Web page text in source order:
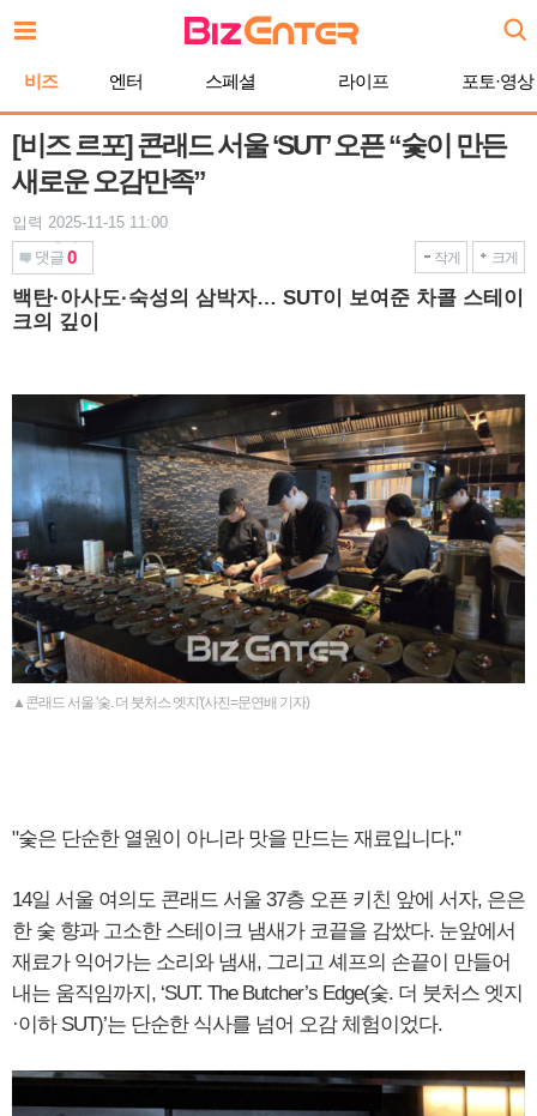
문
기
비즈 엔터 스페셜 라이프 포토·영상
[비즈 르포] 콘래드 서울 ‘SUT’ 오픈 “숯이 만든
새로운 오감만족”
입력 2025-11-15 11:00
댓글 0 작게 크게
백탄·아사도·숙성의 삼박자… SUT이 보여준 차콜 스테이
크의 깊이
▲콘래드 서울 '숯. 더 붓처스 엣지'(사진=문연배 기자)
"숯은 단순한 열원이 아니라 맛을 만드는 재료입니다."
14일 서울 여의도 콘래드 서울 37층 오픈 키친 앞에 서자, 은은
한 숯 향과 고소한 스테이크 냄새가 코끝을 감쌌다. 눈앞에서
재료가 익어가는 소리와 냄새, 그리고 셰프의 손끝이 만들어
내는 움직임까지, ‘SUT. The Butcher’s Edge(숯. 더 붓처스 엣지
·이하 SUT)’는 단순한 식사를 넘어 오감 체험이었다.